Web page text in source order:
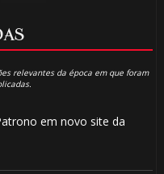
relevantes da época em que foram
em novo site da